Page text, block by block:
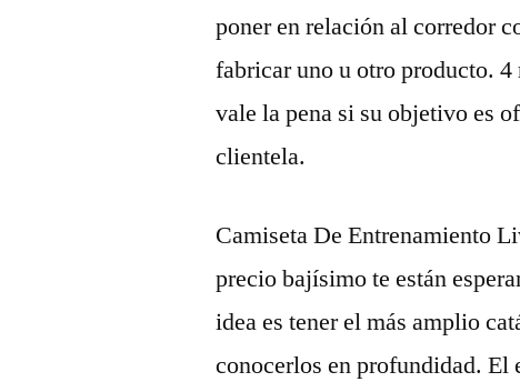
poner en relación al corredor
fabricar uno u otro producto.
vale la pena si su objetivo es
clientela.
Camiseta De Entrenamiento
precio bajísimo te están
idea es tener el más amplio
conocerlos en profundidad. El